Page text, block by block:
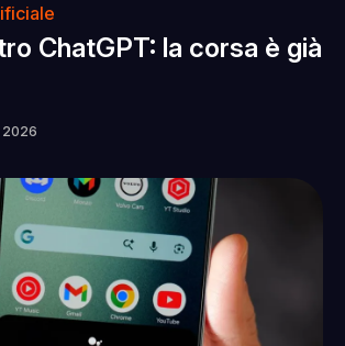
ChatGPT: la corsa è già